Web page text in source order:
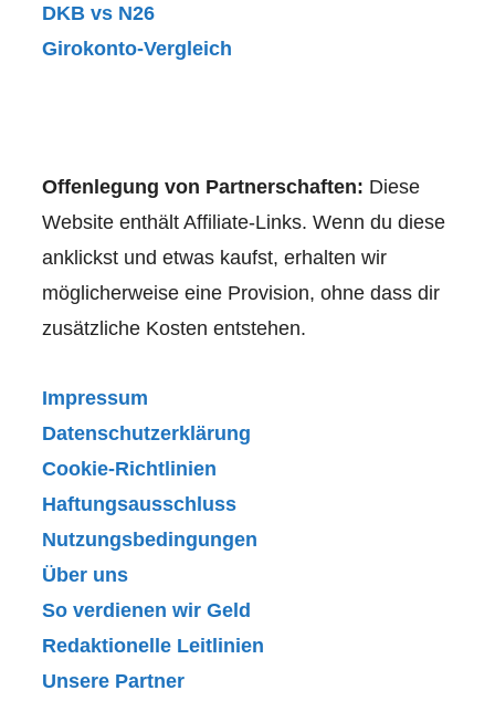
DKB vs N26
Girokonto-Vergleich
Offenlegung von Partnerschaften: Diese
Website enthält Affiliate-Links. Wenn du diese
anklickst und etwas kaufst, erhalten wir
möglicherweise eine Provision, ohne dass dir
zusätzliche Kosten entstehen.
Impressum
Datenschutzerklärung
Cookie-Richtlinien
Haftungsausschluss
Nutzungsbedingungen
Über uns
So verdienen wir Geld
Redaktionelle Leitlinien
Unsere Partner